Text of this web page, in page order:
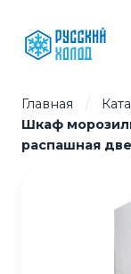
содержимому
Главная /
Шкаф
распашная